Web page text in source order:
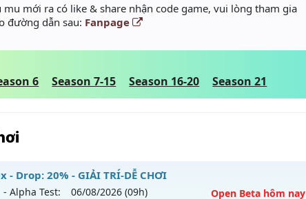
mới ra có like & share nhận code game, vui lòng tham gia
đường dẫn sau: Fanpage
6 Season 7-15 Season 16-20 Season 21
- Drop: 20% - GIẢI TRÍ-DỄ CHƠI
- Alpha Test: 06/08/2026 (09h)
Open Beta hôm nay